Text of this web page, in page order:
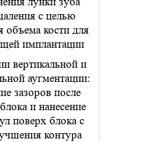
с целью
объема кости для
имплантации
вертикальной и
аугментации:
зазоров после
и нанесение
поверх блока с
контура